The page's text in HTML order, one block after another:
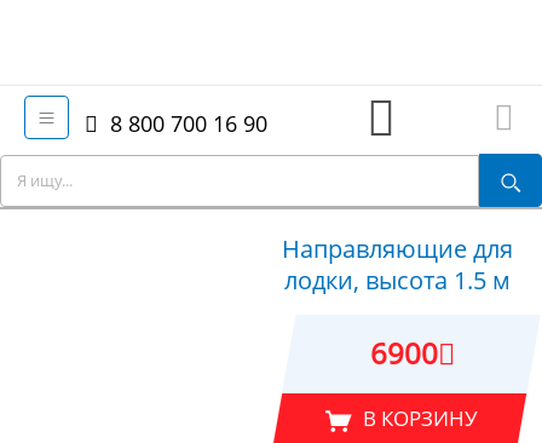
8 800 700 16 90
Направляющие для
лодки, высота 1.5 м
6900
В КОРЗИНУ